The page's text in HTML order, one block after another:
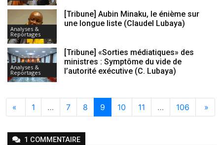
Analyses &
Reportages
[Tribune] Aubin Minaku, le énième sur
une longue liste (Claudel Lubaya)
Analyses &
Reportages
[Tribune] «Sorties médiatiques» des
ministres : Symptôme du vide de
l’autorité exécutive (C. Lubaya)
« 1 … 7 8 9 10 11 … 106 »
1 COMMENTAIRE